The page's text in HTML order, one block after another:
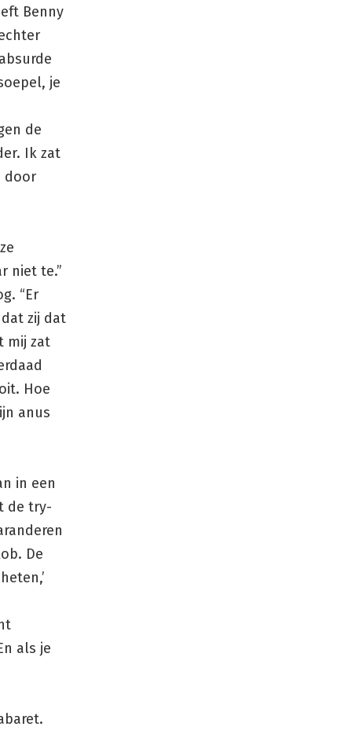
Benny
je
de
Ik zat
door
niet te.”
“Er
zij dat
mij zat
Hoe
anus
in een
de try-
De
als je